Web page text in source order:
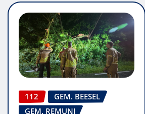
112
GEM. BEESEL
GEM. REMUNJ